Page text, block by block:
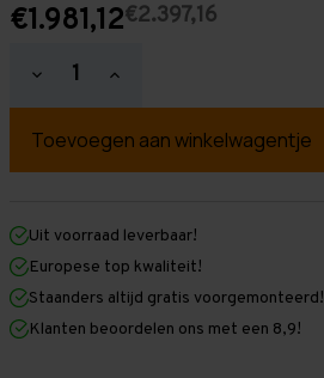
€1.981,12€2.397,16
Hoeveelheid
verlagen
Palletstelling
mm
mm
x
1.100
mm
Galva
Hoeveelheid
verhogen
Palletstelling
mm
mm
1.100
mm
(HxLXD)
Galva
Uit voorraad leverbaar!
Europese top kwaliteit!
Staanders altijd gratis voorgemonteerd!
Klanten beoordelen ons met een 8,9!